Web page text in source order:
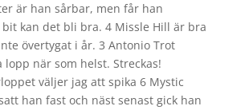
är han sårbar, men får han
kan det bli bra. 4 Missle Hill är bra
övertygat i år. 3 Antonio Trot
lopp när som helst. Streckas!
väljer jag att spika 6 Mystic
han fast och näst senast gick han